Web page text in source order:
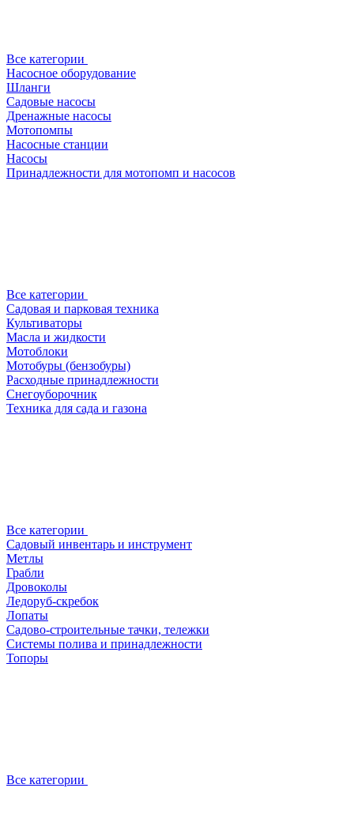
Все категории
Насосное оборудование
Шланги
Садовые насосы
Дренажные насосы
Мотопомпы
Насосные станции
Насосы
Принадлежности для мотопомп и насосов
Все категории
Садовая и парковая техника
Культиваторы
Масла и жидкости
Мотоблоки
Мотобуры (бензобуры)
Расходные принадлежности
Снегоуборочник
Техника для сада и газона
Все категории
Садовый инвентарь и инструмент
Метлы
Грабли
Дровоколы
Ледоруб-скребок
Лопаты
Садово-строительные тачки, тележки
Системы полива и принадлежности
Топоры
Все категории